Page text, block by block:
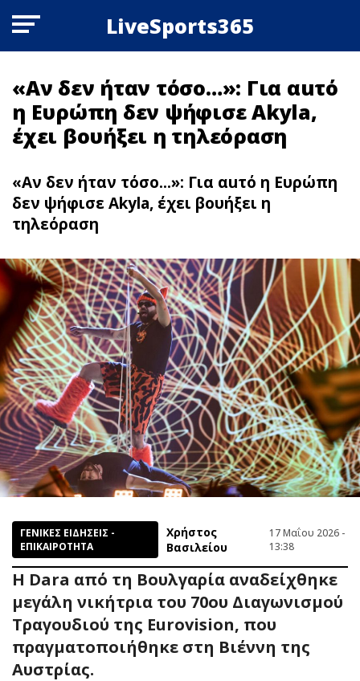
LiveSports365
«Αν δεν ήταν τόσο…»: Για αuτό
η Ευρώπη δεν ψήφισε Akyla,
έχει βουήξει η τηλεόραση
«Αν δεν ήταν τόσο...»: Για αuτό η Ευρώπη
δεν ψήφισε Akyla, έχει βουήξει η
τηλεόραση
ΓΕΝΙΚΕΣ ΕΙΔΗΣΕΙΣ -
ΕΠΙΚΑΙΡΟΤΗΤΑ
Χρήστος
Βασιλείου
17 Μαΐου 2026 -
13:38
Η Dara από τη Βουλγαρία αναδείχθηκε
μεγάλη νικήτρια του 70ου Διαγωνισμού
Τραγουδιού της Eurovision, που
πραγματοποιήθηκε στη Βιέννη της
Αυστρίας.